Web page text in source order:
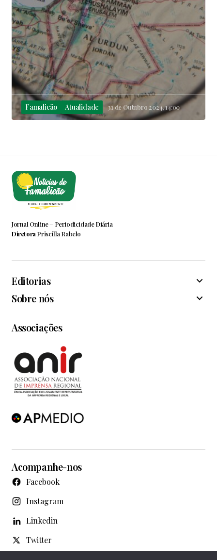
Famalicão Atualidade 31 de Outubro 2024, 14:00
Jornal Online – Periodicidade Diária
Diretora Priscilla Rabelo
Editorias
Sobre nós
Associações
Acompanhe-nos
Facebook
Instagram
Linkedin
Twitter